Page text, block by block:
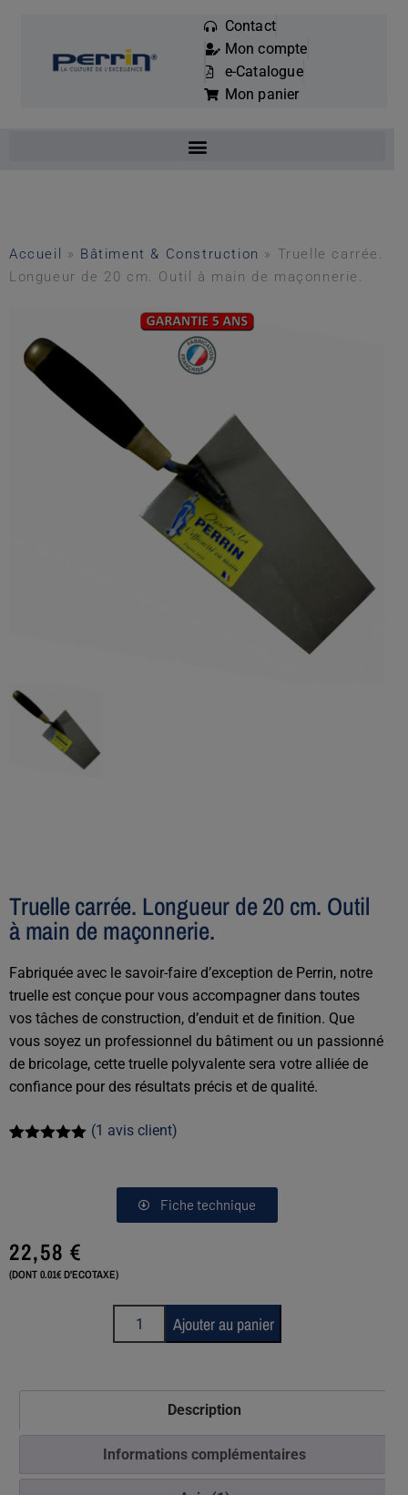
Mots
clés
:
Contact
Mon compte
e-Catalogue
Mon panier
Accueil » Bâtiment & Construction » Truelle carrée.
Longueur de 20 cm. Outil à main de maçonnerie.
Truelle carrée. Longueur de 20 cm. Outil
à main de maçonnerie.
Fabriquée avec le savoir-faire d’exception de Perrin, notre
truelle est conçue pour vous accompagner dans toutes
vos tâches de construction, d’enduit et de finition. Que
vous soyez un professionnel du bâtiment ou un passionné
de bricolage, cette truelle polyvalente sera votre alliée de
confiance pour des résultats précis et de qualité.
(1 avis client)
Fiche technique
22,58€
(DONT 0.01€ D'ECOTAXE)
Ajouter au panier
Description
Informations complémentaires